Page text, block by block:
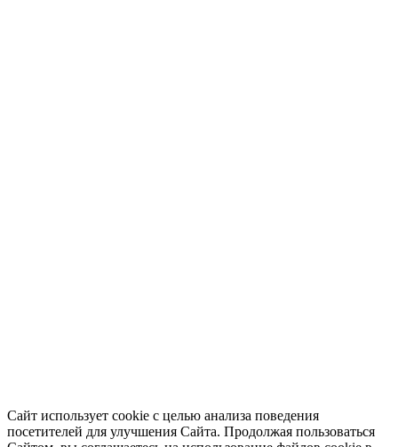
Сайт использует cookie с целью анализа поведения
посетителей для улучшения Сайта. Продолжая пользоваться